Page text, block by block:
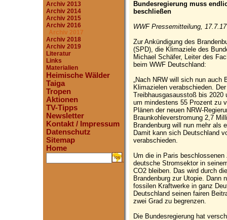
Archiv 2013
Archiv 2014
Archiv 2015
Archiv 2016
Archiv 2017
Archiv 2018
Archiv 2019
Literatur
Links
Materialien
Heimische Wälder
Taiga
Tropen
Aktionen
TV-Tipps
Newsletter
Kontakt / Impressum
Datenschutz
Sitemap
Home
.
Bundesregierung muss
beschließen
WWF Pressemitteilung, 17.7.17
Zur Ankündigung des
(SPD), die Klimaziele des
Michael Schäfer, Leiter des
beim WWF Deutschland:
„Nach NRW will sich nun auch
Klimazielen verabschieden.
Treibhausgasausstoß bis 2020
um mindestens 55 Prozent zu
Plänen der neuen NRW-
Braunkohleverstromung 2,7
Brandenburg will nun mehr als
Damit kann sich Deutschland
verabschieden.
Um die in Paris
deutsche Stromsektor in
CO2 bleiben. Das wird durch
Brandenburg zur Utopie. Dann
fossilen Kraftwerke in ganz
Deutschland seinen fairen
zwei Grad zu begrenzen.
Die Bundesregierung hat